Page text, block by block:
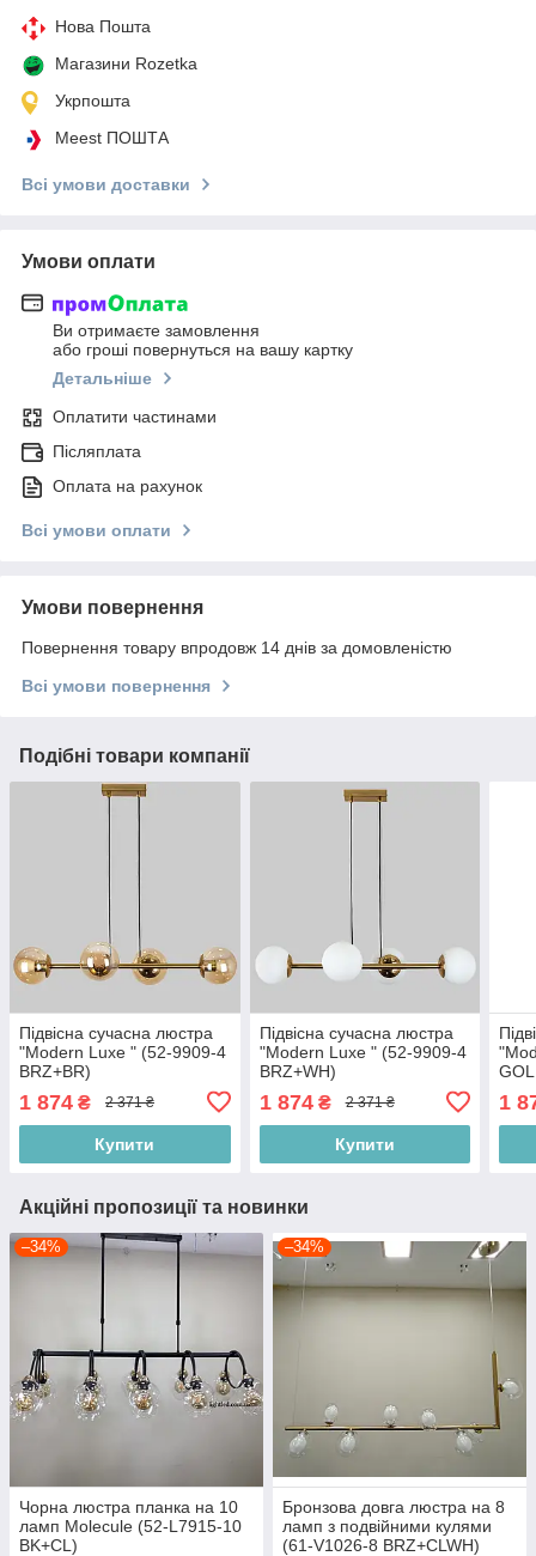
Нова Пошта
Магазини Rozetka
Укрпошта
Meest ПОШТА
Всі умови доставки
Умови оплати
Ви отримаєте замовлення
або гроші повернуться на вашу картку
Детальніше
Оплатити частинами
Післяплата
Оплата на рахунок
Всі умови оплати
Умови повернення
Повернення товару впродовж 14 днів за домовленістю
Всі умови повернення
Подібні товари компанії
Підвісна сучасна люстра
"Modern Luxe " (52-9909-4
BRZ+BR)
1 874 ₴ 2 371 ₴
Купити
Підвісна сучасна люстра
"Modern Luxe " (52-9909-4
BRZ+WH)
1 874₴ 2 371 ₴
Купити
1
Акційні пропозиції та новинки
–34%
Чорна люстра планка на 10
ламп Molecule (52-L7915-10
BK+CL)
–34%
Бронзова довга люстра на 8
ламп з подвійними кулями
(61-V1026-8 BRZ+CLWH)